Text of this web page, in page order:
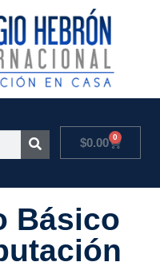
$0.00 0
Básico